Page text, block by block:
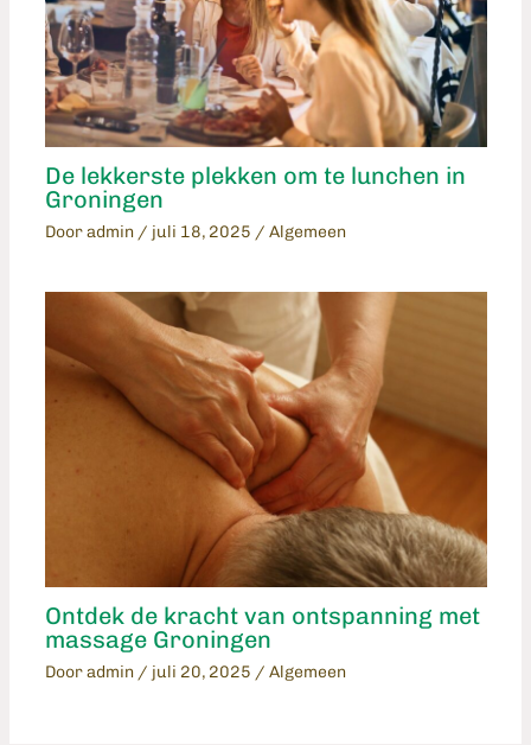
De lekkerste plekken om te lunchen in
Groningen
Door admin / juli 18, 2025 / Algemeen
Ontdek de kracht van ontspanning met
massage Groningen
Door admin / juli 20, 2025 / Algemeen